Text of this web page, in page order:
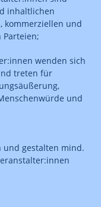
inhaltlichen
kommerziellen und
wenden sich
treten für
und
gestalten mind.